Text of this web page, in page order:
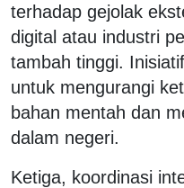
terhadap gejolak
digital atau industri
tambah tinggi.
untuk mengurangi
bahan mentah dan
dalam negeri.
Ketiga, koordinasi